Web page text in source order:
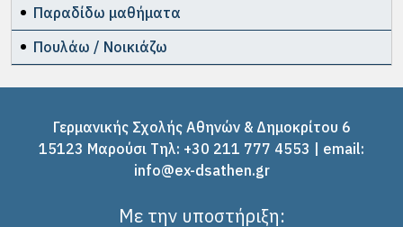
Παραδίδω μαθήματα
Πουλάω / Νοικιάζω
Γερμανικής Σχολής Αθηνών & Δημοκρίτου 6
15123 Μαρούσι Tηλ: +30 211 777 4553 | email:
info@ex-dsathen.gr
Με την υποστήριξη: